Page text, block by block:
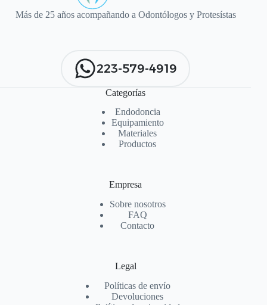
Más de 25 años acompañando a Odontólogos y Protesístas
223-579-4919
Categorías
Endodoncia
Equipamiento
Materiales
Productos
Empresa
Sobre nosotros
FAQ
Contacto
Legal
Políticas de envío
Devoluciones